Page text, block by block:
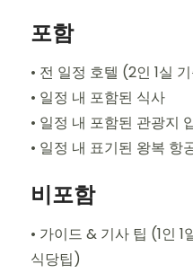
포함
• 전 일정 호텔 (2인 1실
• 일정 내 포함된 식사
• 일정 내 포함된 관광지
• 일정 내 표기된 왕복 항
비포함
• 가이드 & 기사 팁 (1인
식당팁)